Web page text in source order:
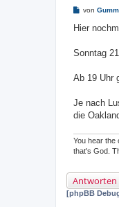
B
i
a
von
Hier
Sonntag
Ab 19 Uhr
Je nach
die
You hear the
that's God.
Antworten
[phpBB